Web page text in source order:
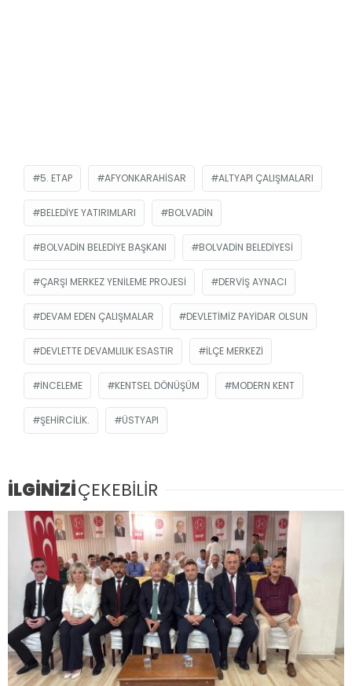
5. ETAP AFYONKARAHISAR ALTYAPI ÇALIŞMALARI
BELEDIYE YATIRIMLARI BOLVADIN
BOLVADIN BELEDIYE BAŞKANI BOLVADIN BELEDIYESI
ÇARŞI MERKEZ YENILEME PROJESI DERVIŞ AYNACI
DEVAM EDEN ÇALIŞMALAR DEVLETIMIZ PAYIDAR OLSUN
DEVLETTE DEVAMLILIK ESASTIR İLÇE MERKEZI
INCELEME KENTSEL DÖNÜŞÜM MODERN KENT
ŞEHIRCILIK. ÜSTYAPI
İLGİNİZİÇEKEBİLİR